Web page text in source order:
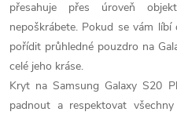
p
r
v
přesahuje přes úroveň
nepoškrábete. Pokud se vám
pořídit průhledné pouzdro na
celé jeho kráse.
Kryt na Samsung Galaxy S20
padnout a respektovat